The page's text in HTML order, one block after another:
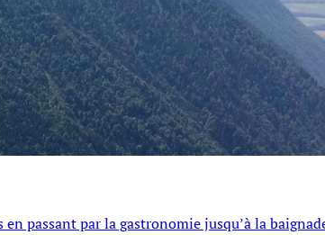
en passant par la gastronomie jusqu’à la